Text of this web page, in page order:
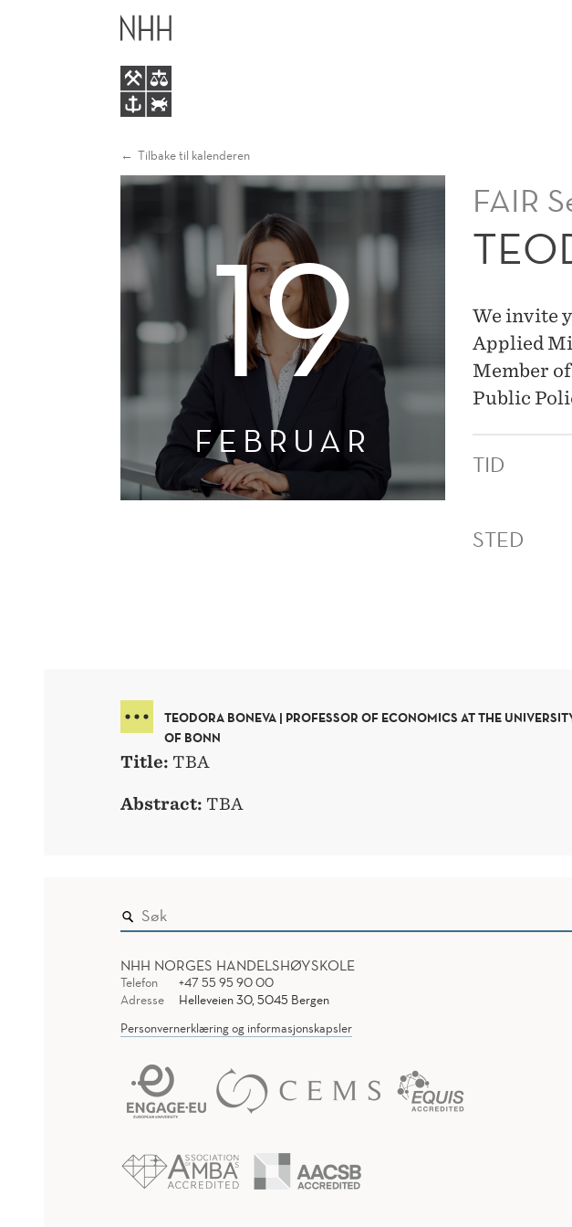
TEODORA
BONEVA
Tilbake til kalenderen
19
FEBRUAR
FAIR
We invite
Applied
Member
Public
TID
STED
TEODORA BONEVA | PROFESSOR OF ECONOMICS AT THE
OF BONN
Title: TBA
Abstract: TBA
NHH NORGES HANDELSHØYSKOLE
Telefon
+47 55 95 90 00
Adresse
Helleveien 30, 5045 Bergen
Personvernerklæring og informasjonskapsler